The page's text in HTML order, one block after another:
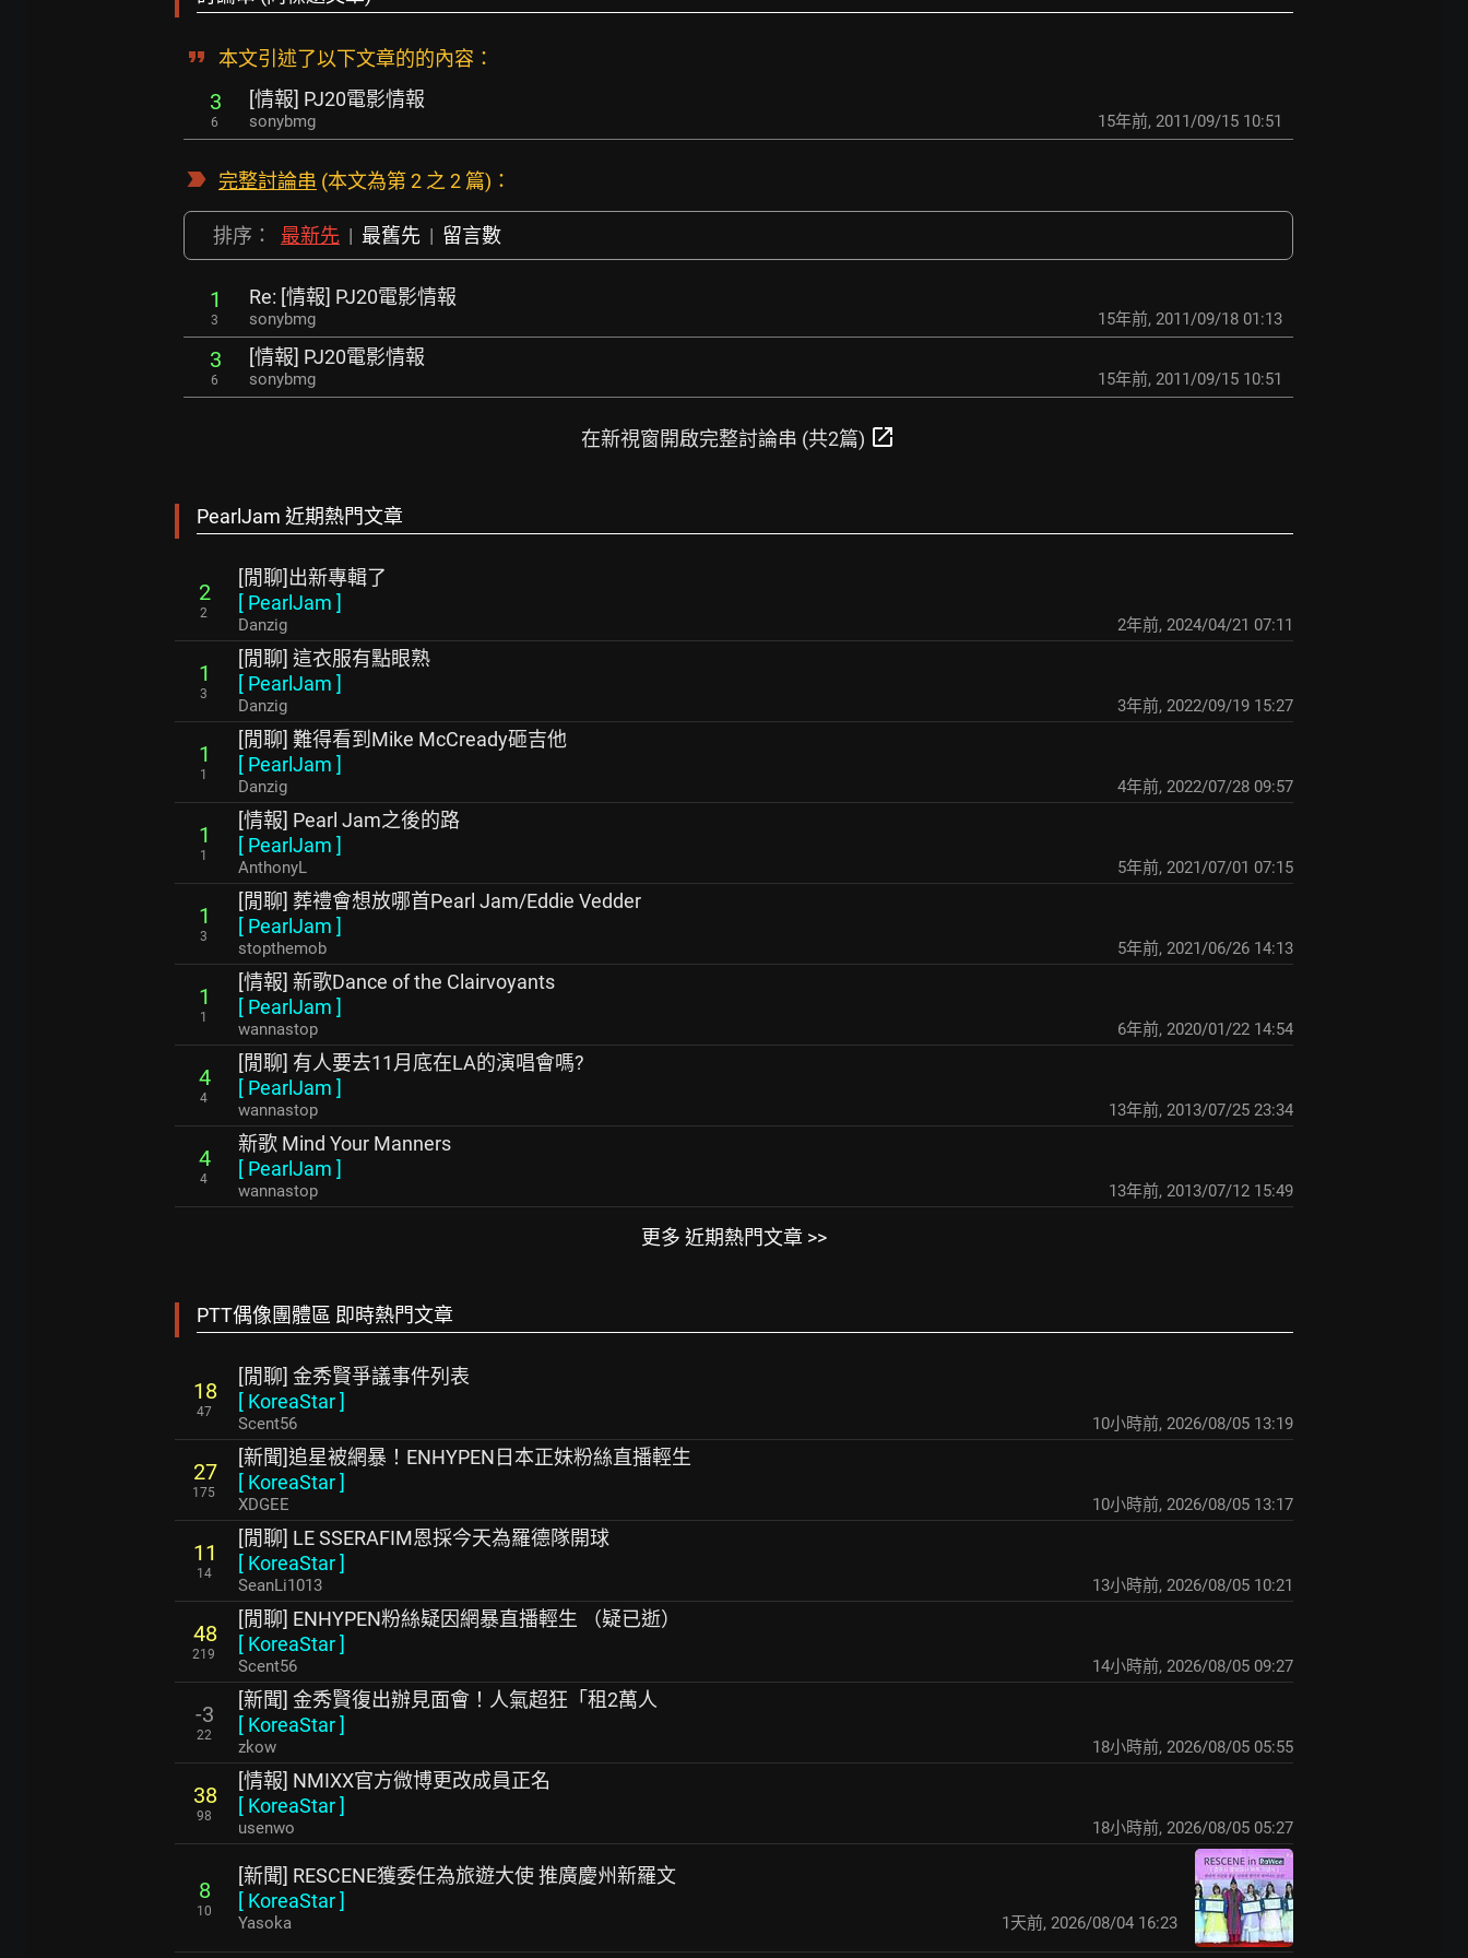
本文引述了以下文章的的內容：
3
6
[情報] PJ20電影情報
sonybmg 15年前, 2011/09/15 10:51
完整討論串 (本文為第 2 之 2 篇)：
排序： 最新先 | 最舊先 | 留言數
1
3
Re: [情報] PJ20電影情報
sonybmg 15年前, 2011/09/18 01:13
3
6
[情報] PJ20電影情報
sonybmg 15年前, 2011/09/15 10:51
在新視窗開啟完整討論串 (共2篇) open_in_new
PearlJam 近期熱門文章
2
2
[閒聊]出新專輯了
[ PearlJam ]
Danzig 2年前, 2024/04/21 07:11
1
3
[閒聊] 這衣服有點眼熟
[ PearlJam ]
Danzig 3年前, 2022/09/19 15:27
1
1
[閒聊] 難得看到Mike McCready砸吉他
[ PearlJam ]
Danzig 4年前, 2022/07/28 09:57
1
1
[情報] Pearl Jam之後的路
[ PearlJam ]
AnthonyL 5年前, 2021/07/01 07:15
1
3
[閒聊] 葬禮會想放哪首Pearl Jam/Eddie Vedder
[ PearlJam ]
stopthemob 5年前, 2021/06/26 14:13
1
1
[情報] 新歌Dance of the Clairvoyants
[ PearlJam ]
wannastop 6年前, 2020/01/22 14:54
4
4
[閒聊] 有人要去11月底在LA的演唱會嗎?
[ PearlJam ]
wannastop 13年前, 2013/07/25 23:34
4
4
新歌 Mind Your Manners
[ PearlJam ]
wannastop 13年前, 2013/07/12 15:49
更多 近期熱門文章 >>
PTT偶像團體區 即時熱門文章
18
47
[閒聊] 金秀賢爭議事件列表
[ KoreaStar]
Scent56 10小時前, 2026/08/05 13:19
27
175
[新聞]追星被網暴！ENHYPEN日本正妹粉絲直播輕生
[ KoreaStar]
XDGEE 10小時前, 2026/08/05 13:17
11
14
[閒聊] LE SSERAFIM恩採今天為羅德隊開球
[ KoreaStar]
SeanLi1013 13小時前, 2026/08/05 10:21
48
219
[閒聊] ENHYPEN粉絲疑因網暴直播輕生 （疑已逝）
[ KoreaStar]
Scent56 14小時前, 2026/08/05 09:27
-3
22
[新聞] 金秀賢復出辦見面會！人氣超狂「租2萬人
[ KoreaStar]
zkow 18小時前, 2026/08/05 05:55
38
98
[情報] NMIXX官方微博更改成員正名
[ KoreaStar]
usenwo 18小時前, 2026/08/05 05:27
8
10
[新聞] RESCENE獲委任為旅遊大使 推廣慶州新羅文
[ KoreaStar]
Yasoka 1天前, 2026/08/04 16:23